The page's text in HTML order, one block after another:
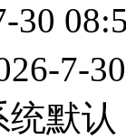
30
7-
默认